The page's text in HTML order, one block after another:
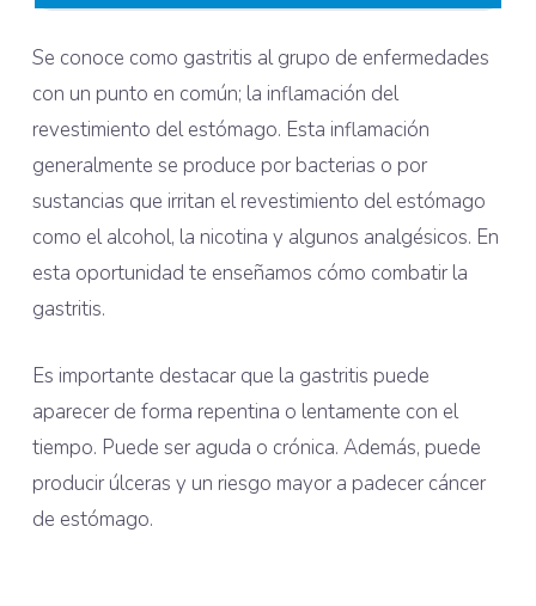
Se conoce como gastritis al grupo de enfermedades
con un punto en común; la inflamación del
revestimiento del estómago. Esta inflamación
generalmente se produce por bacterias o por
sustancias que irritan el revestimiento del estómago
como el alcohol, la nicotina y algunos analgésicos. En
esta oportunidad te enseñamos cómo combatir la
gastritis.
Es importante destacar que la gastritis puede
aparecer de forma repentina o lentamente con el
tiempo. Puede ser aguda o crónica. Además, puede
producir úlceras y un riesgo mayor a padecer cáncer
de estómago.